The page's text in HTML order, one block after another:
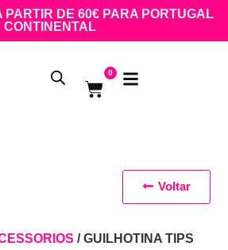
PARTIR DE 60€ PARA PORTUGAL
CONTINENTAL
0
/ GUILHOTINA TIPS
Voltar